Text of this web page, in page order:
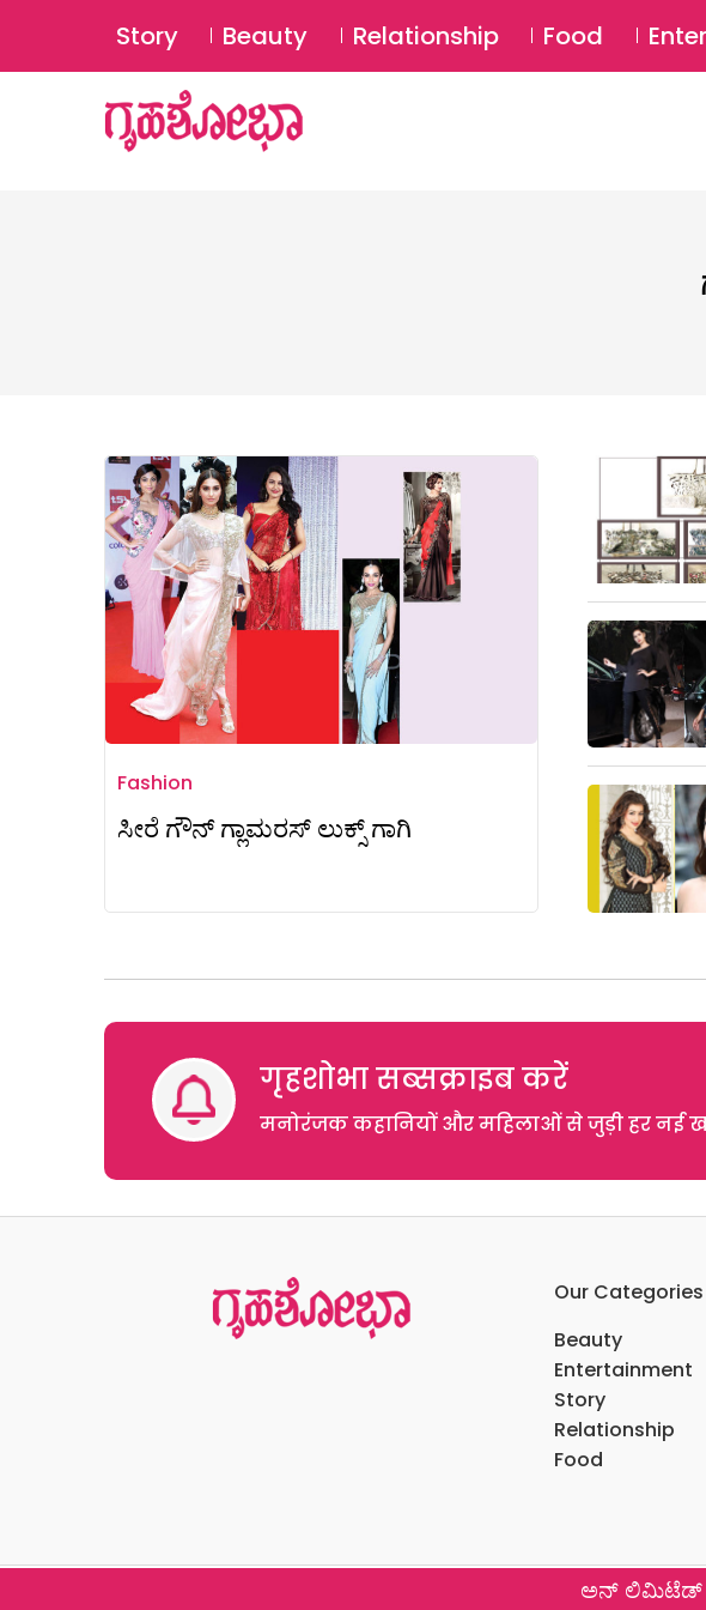
Story Beauty Relationship Food
Fashion
ಸೀರೆ ಗೌನ್‌ ಗ್ಲಾಮರಸ್‌ ಲುಕ್ಸ್ ಗಾಗಿ
गृहशोभा सब्सक्राइब करें
मनोरंजक कहानियों और महिलाओं से जुड़ी हर नई
Our Categories
Beauty
Entertainment
Story
Relationship
Food
ಅನ್ ಲಿಮಿಟೆಡ್